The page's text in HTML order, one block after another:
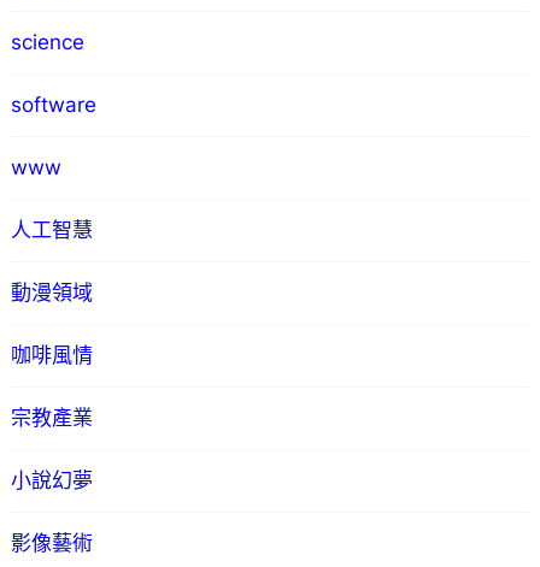
science
software
www
人工智慧
動漫領域
咖啡風情
宗教產業
小說幻夢
影像藝術